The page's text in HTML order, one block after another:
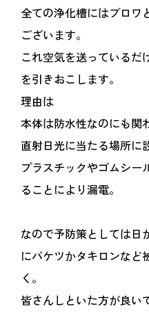
全ての浄化槽にはブロワ
ございます。
これ空気を送っているだ
を引きおこします。
理由は
本体は防水性なのにも関
直射日光に当たる場所に
プラスチックやゴムシー
ることにより漏電。
なので予防策としては日
にバケツかタキロンなど
く。
皆さんしといた方が良い